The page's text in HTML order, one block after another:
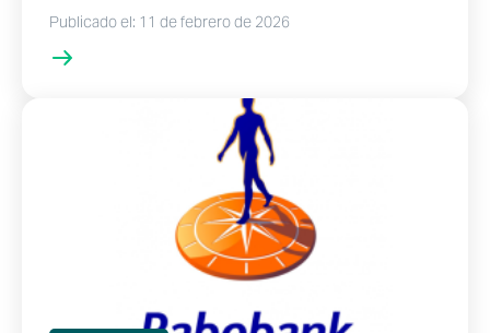
Publicado el: 11 de febrero de 2026